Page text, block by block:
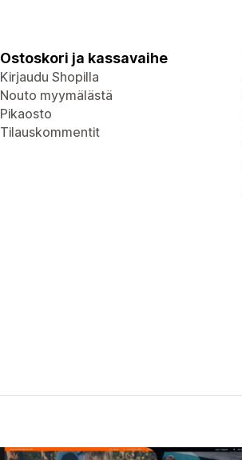
Ostoskori ja kassavaihe
Kirjaudu Shopilla
Nouto myymälästä
Pikaosto
Tilauskommentit